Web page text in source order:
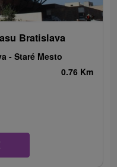
Bratislava
- Staré Mesto
0.76 Km